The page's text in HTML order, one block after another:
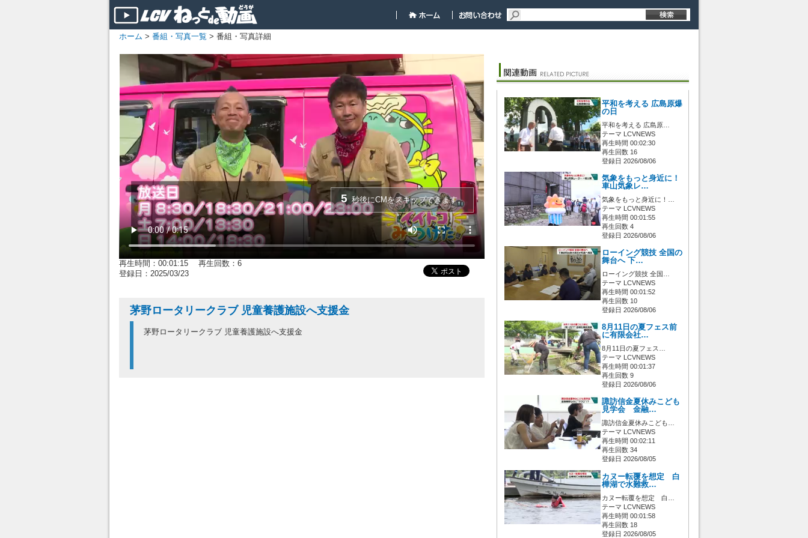
ホーム > 番組・写真一覧 > 番組・写真詳細
5 秒後にCMをスキップできます。
再生時間：00:01:15 再生回数：6
登録日：2025/03/23
茅野ロータリークラブ 児童養護施設へ支援金
茅野ロータリークラブ 児童養護施設へ支援金
平和を考える 広島原爆
の日
平和を考える 広島原…
テーマ LCVNEWS
再生時間 00:02:30
再生回数 16
登録日 2026/08/06
気象をもっと身近に！
車山気象レ…
気象をもっと身近に！…
テーマ LCVNEWS
再生時間 00:01:55
再生回数 4
登録日 2026/08/06
ローイング競技 全国の
舞台へ 下…
ローイング競技 全国…
テーマ LCVNEWS
再生時間 00:01:52
再生回数 10
登録日 2026/08/06
8月11日の夏フェス前
に有限会社…
8月11日の夏フェス…
テーマ LCVNEWS
再生時間 00:01:37
再生回数 9
登録日 2026/08/06
諏訪信金夏休みこども
見学会 金融…
諏訪信金夏休みこども…
テーマ LCVNEWS
再生時間 00:02:11
再生回数 34
登録日 2026/08/05
カヌー転覆を想定 白
樺湖で水難救…
カヌー転覆を想定 白…
テーマ LCVNEWS
再生時間 00:01:58
再生回数 18
登録日 2026/08/05